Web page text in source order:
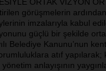
görüşmelerin
imzalarıyla kabul
güçlü bir şekilde
Belediye Kanunu’nun
atıf yapılarak;
anlayışının